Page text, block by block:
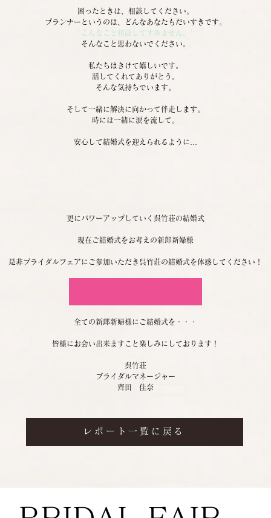
困ったときは、相談してください。
プランナーというのは、どんなあなたもだいすきです。
''こんなこと相談してすみません。''
そんなこと思わないでください。
私たちはきけて嬉しいです。
話してくれてありがとう。
そんな気持ちでいます。
そして一緒に解決に向かって伴走します。
時には一緒に涙を流して。
安心して結婚式を迎えられるように…
更にパワーアップしていく呉竹荘の結婚式
現在ご結婚式をお考えの新郎新婦様
是非ブライダルフェアにご参加いただき呉竹荘の結婚式を体感してください！
全ての新郎新婦様にご結婚式を・・・
皆様にお会い出来ますこと楽しみにしております！
呉竹荘
ブライダルマネージャー
齊田　佳奈
レポート一覧に戻る